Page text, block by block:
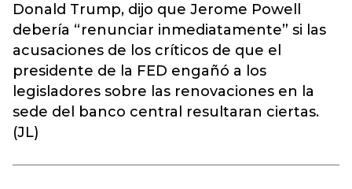
Donald Trump, dijo que Jerome Powell
debería “renunciar inmediatamente” si las
acusaciones de los críticos de que el
presidente de la FED engañó a los
legisladores sobre las renovaciones en la
sede del banco central resultaran ciertas.
(JL)